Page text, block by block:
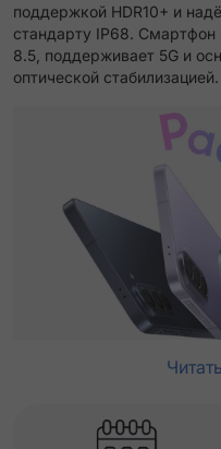
поддержкой HDR10+ и
стандарту IP68. Смартфон
8.5, поддерживает 5G и
оптической стабилизацией.